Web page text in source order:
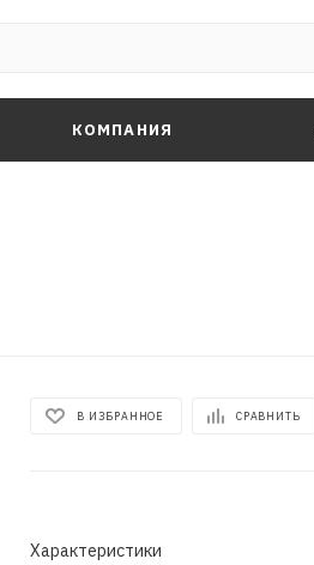
КОМПАНИЯ
В ИЗБРАННОЕ СРАВНИТЬ
Характеристики